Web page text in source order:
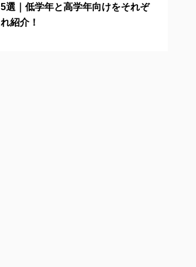
5選｜低学年と高学年向けをそれぞ
れ紹介！